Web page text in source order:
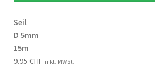
Seil
D 5mm
15m
9.95 CHF inkl. MWSt.